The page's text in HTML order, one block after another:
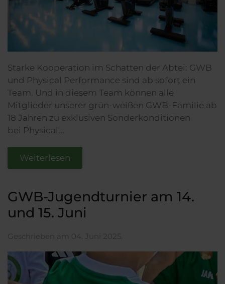
Starke Kooperation im Schatten der Abtei: GWB
und Physical Performance sind ab sofort ein
Team. Und in diesem Team können alle
Mitglieder unserer grün-weißen GWB-Familie ab
18 Jahren zu exklusiven Sonderkonditionen
bei Physical...
Weiterlesen
GWB-Jugendturnier am 14.
und 15. Juni
Geschrieben am 04. Juni 2025